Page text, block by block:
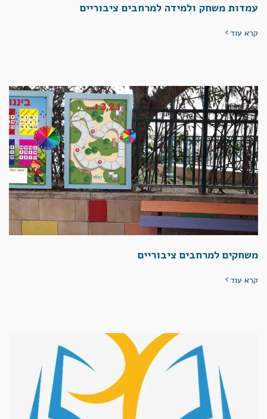
עמדות משחק ולמידה למרחבים ציבוריים
קרא עוד
משחקים למרחבים ציבוריים
קרא עוד